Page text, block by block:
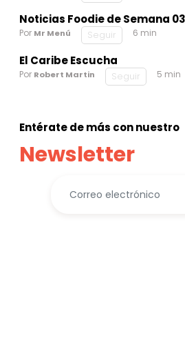
Noticias Foodie de Semana
Por Mr Menú Seguir 6 min
El Caribe Escucha
Por Robert Martin Seguir 5 min
Entérate de más con nuestro
Newsletter